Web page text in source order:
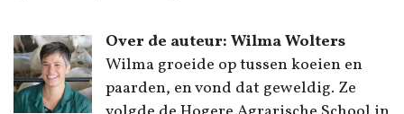
Over de auteur: Wilma Wolters
Wilma groeide op tussen koeien en
paarden, en vond dat geweldig. Ze